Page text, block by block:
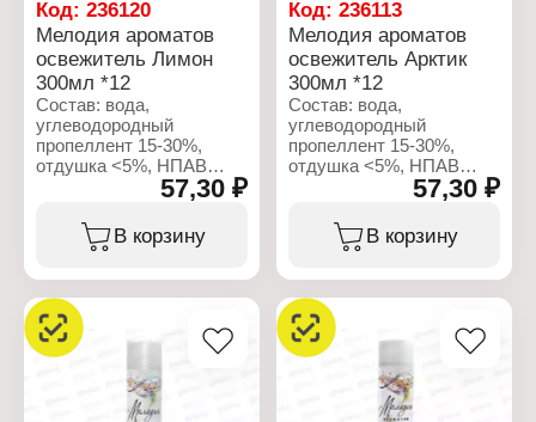
Код: 236120
Мелодия ароматов
освежитель Лимон
300мл *12
Состав: вода,
углеводородный
пропеллент 15-30%,
отдушка <5%, НПАВ
<5%, консерванты <5%,
пропиленгликоль <5%,
гексилциннамаль,
линалоол
Производитель: Сибиар
Бренд: Мелодия
ароматов
Тип товара: Освежитель
Название: "Лимон"
57,30 ₽
В корзину
Код:236113
Мелодия ароматов
освежитель Арктик
300мл *12
Состав: вода,
углеводородный
пропеллент 15-30%,
отдушка <5%, НПАВ
<5%, консерванты <5%,
пропиленгликоль <5%,
гексилциннамаль,
линалоол
Производитель: Сибиар
Бренд: Мелодия
ароматов
Тип товара: Освежитель
Название: "Арктик"
57,30 ₽
В корзину